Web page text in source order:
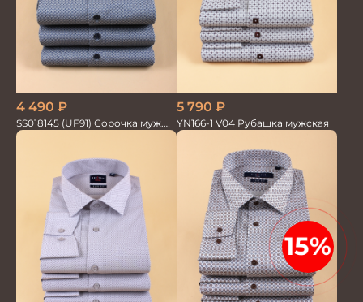
4 490 ₽
SS018145 (UF91) Сорочка муж.
кр.рук. GROSTYLE PRIME
5 790 ₽
YN166-1 V04 Рубашка мужская
15%